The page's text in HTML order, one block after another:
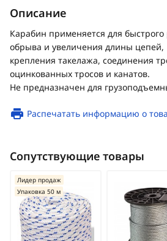
Описание
Карабин применяется для
обрыва и увеличения длины цепей,
крепления такелажа, соединения
оцинкованных тросов и канатов.
Не предназначен для
Распечатать информацию о
Сопутствующие товары
Лидер продаж
Упаковка 50 м